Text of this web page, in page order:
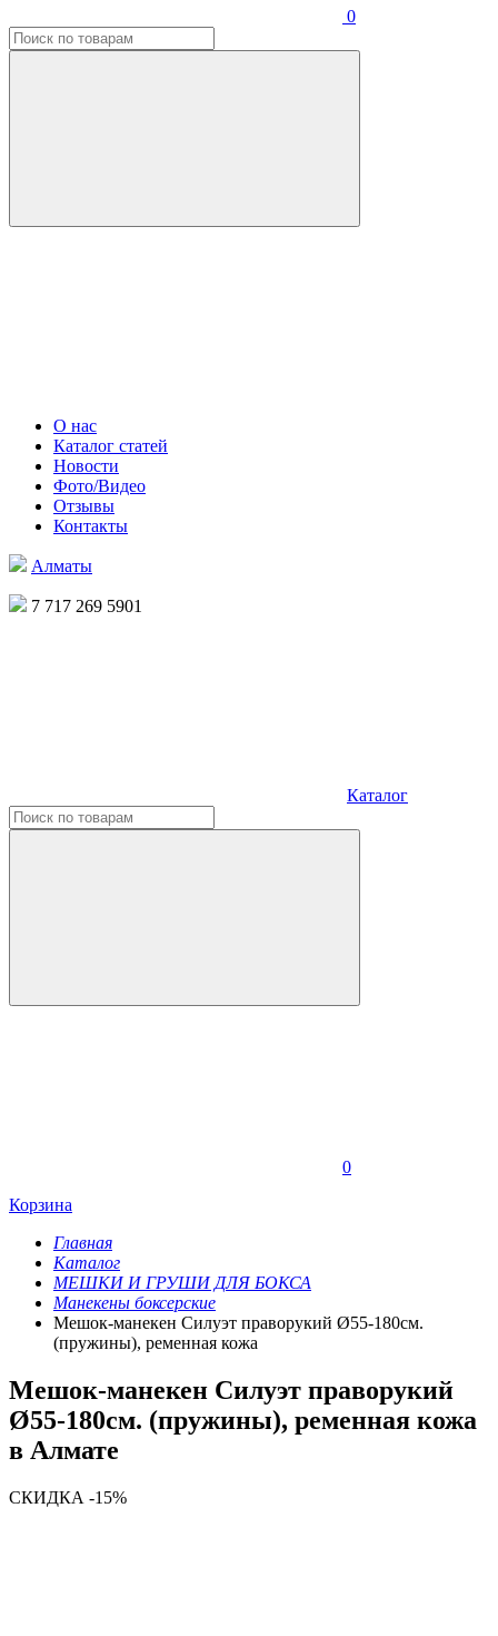
0
О нас
Каталог статей
Новости
Фото/Видео
Отзывы
Контакты
Алматы
7 717 269 5901
Каталог
0
Корзина
Главная
Каталог
МЕШКИ И ГРУШИ ДЛЯ БОКСА
Манекены боксерские
Мешок-манекен Силуэт праворукий Ø55-180см.
(пружины), ременная кожа
Мешок-манекен Силуэт праворукий
Ø55-180см. (пружины), ременная кожа
в Алмате
СКИДКА -15%